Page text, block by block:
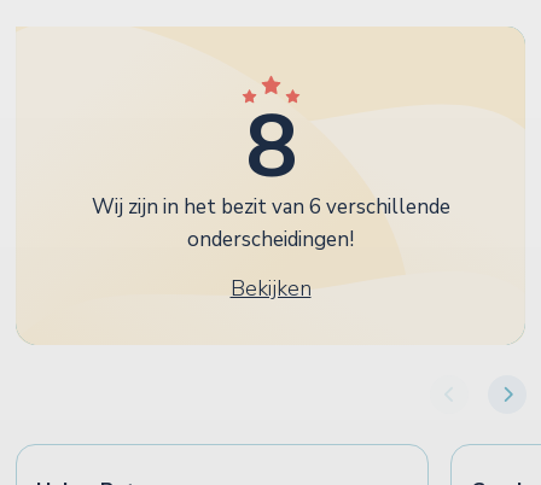
8
Wij zijn in het bezit van 6 verschillende
onderscheidingen!
Bekijken